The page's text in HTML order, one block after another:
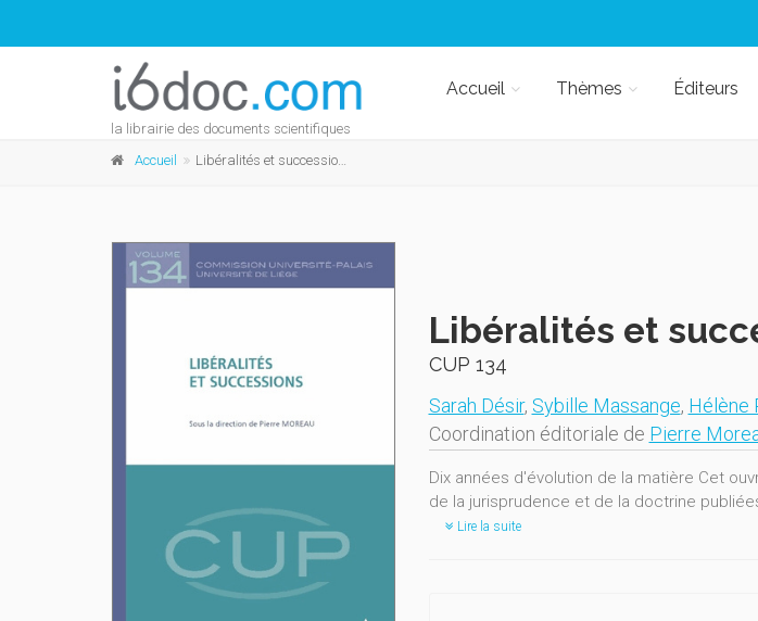
la librairie des documents scientifiques
Accueil Thèmes Éditeurs
Accueil Libéralités et successions
Libéralités et
CUP 134
Sarah Désir, Sybille Massange, Hélène
Coordination éditoriale de Pierre
Dix années d'évolution de la matière Cet
de la jurisprudence et de la doctrine
Lire la suite